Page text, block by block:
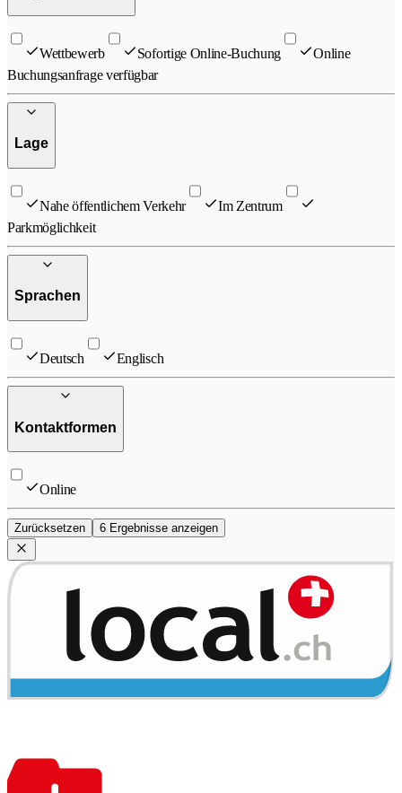
Wettbewerb Sofortige Online-Buchung
Online
Buchungsanfrage verfügbar
Lage
Nahe öffentlichem Verkehr
Im Zentrum
Parkmöglichkeit
Sprachen
Deutsch Englisch
Kontaktformen
Online
Zurücksetzen 6 Ergebnisse anzeigen